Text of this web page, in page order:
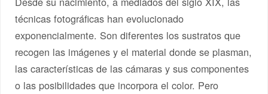
técnicas fotográficas han evolucionado
exponencialmente. Son diferentes los sustratos que
recogen las imágenes y el material donde se plasman,
las características de las cámaras y sus componentes
o las posibilidades que incorpora el color. Pero